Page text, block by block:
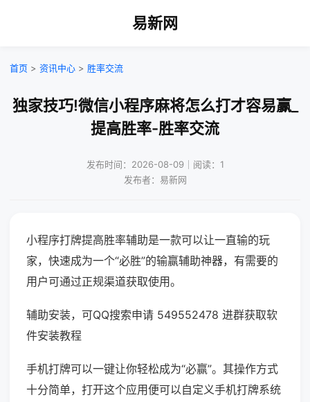
易新网
首页 > 资讯中心 > 胜率交流
独家技巧!微信小程序麻将怎么打才容易赢_
提高胜率-胜率交流
发布时间：2026-08-09｜阅读：1
发布者：易新网
小程序打牌提高胜率辅助是一款可以让一直输的玩
家，快速成为一个“必胜”的输赢辅助神器，有需要的
用户可通过正规渠道获取使用。
辅助安装，可QQ搜索申请 549552478 进群获取软
件安装教程
手机打牌可以一键让你轻松成为“必赢”。其操作方式
十分简单，打开这个应用便可以自定义手机打牌系统